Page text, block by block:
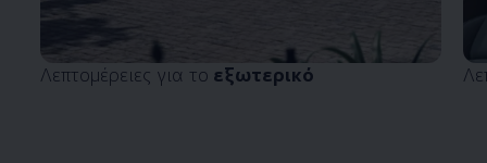
Λεπτομέρειες για το εξωτερικό